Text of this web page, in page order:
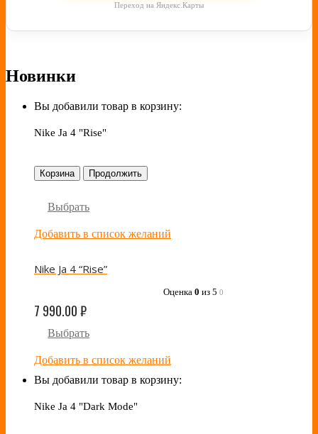
Переход на Яндекс.Карты
Новинки
Вы добавили товар в корзину:
Nike Ja 4 "Rise"
Корзина Продолжить
Выбрать
Добавить в список желаний
Nike Ja 4 “Rise”
Оценка 0 из 5 0
7 990.00₽
Выбрать
Добавить в список желаний
Вы добавили товар в корзину:
Nike Ja 4 "Dark Mode"